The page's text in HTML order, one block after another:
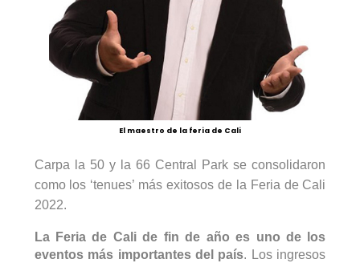
El maestro de la feria de Cali
Carpa la 50 y la 66 Central Park se consolidaron
como los ‘tenues’ más exitosos de la Feria de Cali
2022.
La Feria de Cali de fin de año es uno de los
eventos más importantes del país. Los ingresos